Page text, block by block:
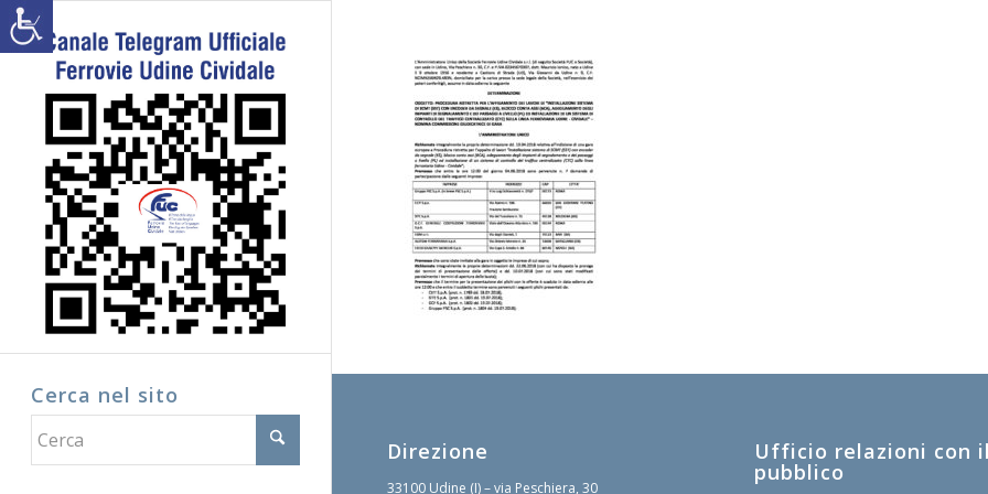
Cerca nel sito
Direzione
33100 Udine (I) – via Peschiera, 30
Ufficio relazioni con
pubblico